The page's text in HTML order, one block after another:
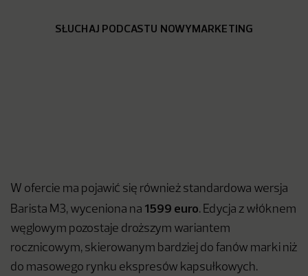
SŁUCHAJ PODCASTU NOWYMARKETING
W ofercie ma pojawić się również standardowa wersja
Barista M3, wyceniona na 1599 euro. Edycja z włóknem
węglowym pozostaje droższym wariantem
rocznicowym, skierowanym bardziej do fanów marki niż
do masowego rynku ekspresów kapsułkowych.